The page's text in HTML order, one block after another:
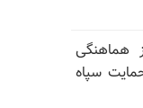
هماهنگی
سپاه